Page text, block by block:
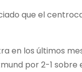
que el
en los últimos
por 2-1